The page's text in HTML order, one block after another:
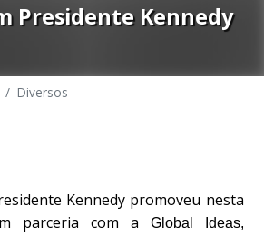
Presidente Kennedy
/ Diversos
Kennedy promoveu nesta
parceria com a
Global Ideas,